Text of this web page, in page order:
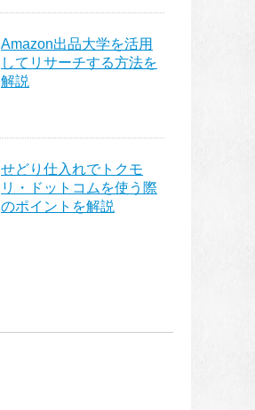
Amazon出品大学を活用
してリサーチする方法を
解説
せどり仕入れでトクモ
リ・ドットコムを使う際
のポイントを解説